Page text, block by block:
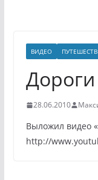
ВИДЕО
Дороги
28.06.2010
Выложил видео
http://